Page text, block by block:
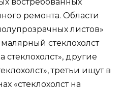
ремонта. Области
листов»
стеклохолст
другие
третьи ищут в
«стеклохолст на